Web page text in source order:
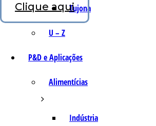
Tujona
U – Z
P&D e Aplicações
Alimentícias
Indústria
Clique aqui